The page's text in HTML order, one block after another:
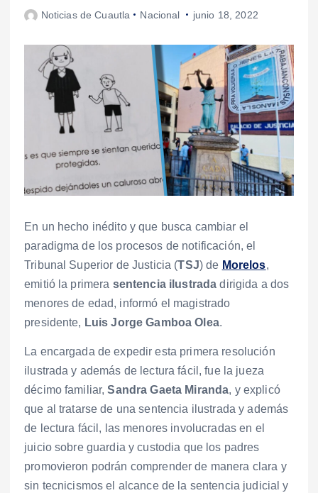
Noticias de Cuautla Nacional junio 18, 2022
En un hecho inédito y que busca cambiar el
paradigma de los procesos de notificación, el
Tribunal Superior de Justicia (TSJ) de Morelos,
emitió la primera sentencia ilustrada dirigida a dos
menores de edad, informó el magistrado
presidente, Luis Jorge Gamboa Olea.
La encargada de expedir esta primera resolución
ilustrada y además de lectura fácil, fue la jueza
décimo familiar, Sandra Gaeta Miranda, y explicó
que al tratarse de una sentencia ilustrada y además
de lectura fácil, las menores involucradas en el
juicio sobre guardia y custodia que los padres
promovieron podrán comprender de manera clara y
sin tecnicismos el alcance de la sentencia judicial y